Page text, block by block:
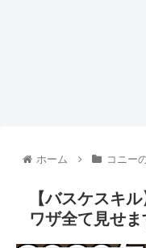
ホーム コニー
【バスケスキ
ワザ全て見せま